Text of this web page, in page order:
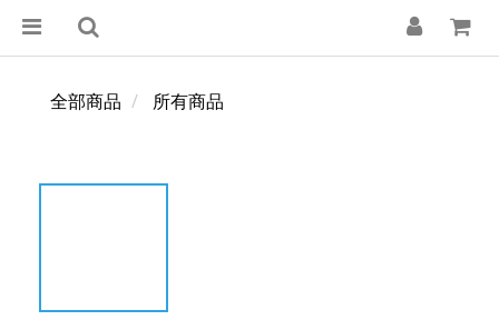
全部商品 所有商品